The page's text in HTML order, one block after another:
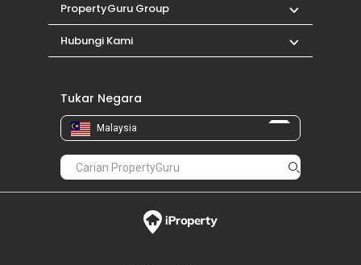
PropertyGuru Group
Hubungi Kami
Tukar Negara
Malaysia